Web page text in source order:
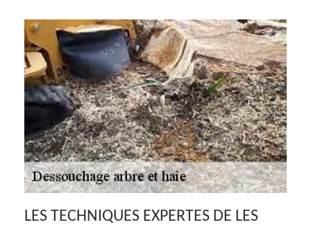
LES TECHNIQUES EXPERTES DE LES